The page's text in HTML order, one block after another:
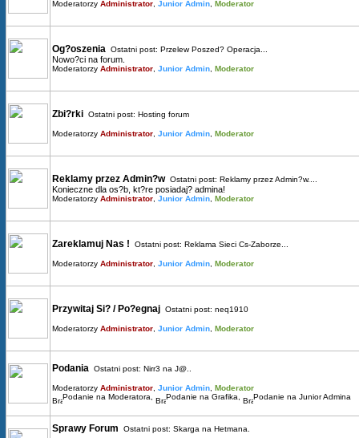
Moderatorzy Administrator Junior Admin Moderator
Og?oszenia Ostatni post: Przelew Poszed? Operacja...
Nowo?ci na forum.
Moderatorzy Administrator Junior Admin Moderator
Zbi?rki Ostatni post: Hosting forum
Moderatorzy Administrator Junior Admin Moderator
Reklamy przez Admin?wOstatni post: Reklamy przez Admin?w....
Konieczne dla os?b, kt?re posiadaj? admina!
Moderatorzy Administrator Junior Admin Moderator
Zareklamuj Nas ! Ostatni post: Reklama Sieci Cs-Zaborze...
Moderatorzy Administrator Junior Admin Moderator
Przywitaj Si? / Po?egnaj Ostatni post: neq1910
Moderatorzy Administrator Junior Admin Moderator
Podania Ostatni post: Nirr3 na J@..
Moderatorzy Administrator Junior Admin Moderator
Podanie na Moderatora
Podanie na Grafika Podanie na Junior Admina
Sprawy Forum Ostatni post: Skarga na Hetmana.